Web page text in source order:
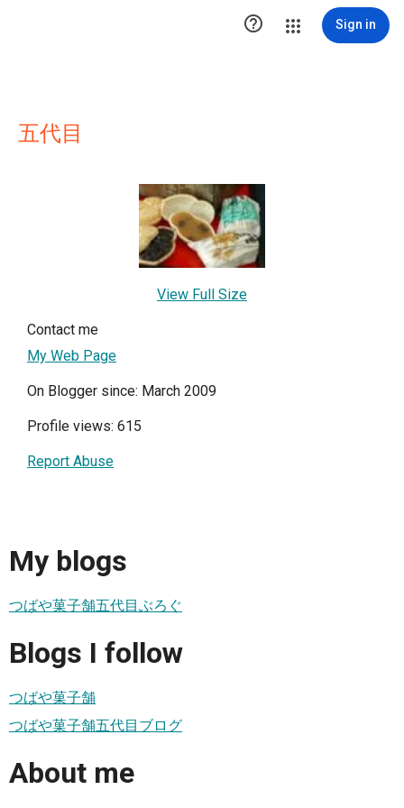
 Sign in
五代目
View Full Size
Contact me
My Web Page
On Blogger since: March 2009
Profile views: 615
Report Abuse
My blogs
つばや菓子舗五代目ぶろぐ
Blogs I follow
つばや菓子舗
つばや菓子舗五代目ブログ
About me